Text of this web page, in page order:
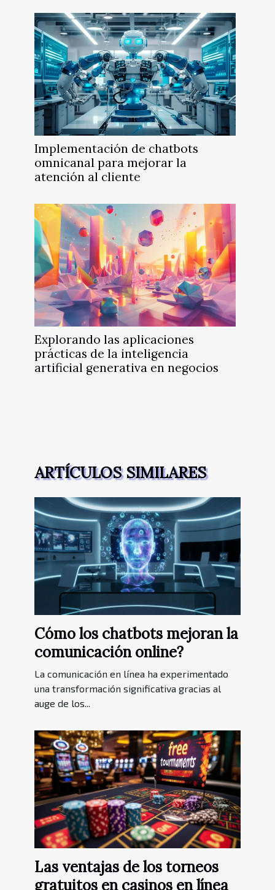
Implementación de chatbots
omnicanal para mejorar la
atención al cliente
Explorando las aplicaciones
prácticas de la inteligencia
artificial generativa en negocios
ARTÍCULOS SIMILARES
Cómo los chatbots mejoran la
comunicación online?
La comunicación en línea ha experimentado
una transformación significativa gracias al
auge de los...
Las ventajas de los torneos
gratuitos en casinos en línea